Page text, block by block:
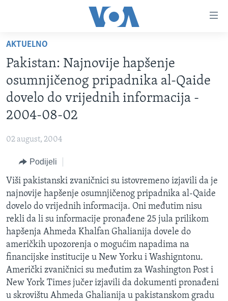
glavni
sadržaj
na
glavnu
navigaciju
na
TV PROGRAM
FOTOGRAFIJE DANA
VIJESTI
BOSNA I HERCEGOVINA
SVIJET
SPECIJALNI PROJEKTI
KORUPCIJA
SLOBODA MEDIJA
ŽENSKA STRANA
IZBJEGLIČKA STRANA
MAGAZIN
O GLASU AMERIKE
Learning English
AKTUELNO
Pakistan: Najnovije hapšenje
osumnjičenog pripadnika al-Qaide
dovelo do vrijednih informacija -
2004-08-02
02 august, 2004
Podijeli
Viši pakistanski zvaničnici su istovremeno izjavili da je
najnovije hapšenje osumnjičenog pripadnika al-Qaide
dovelo do vrijednih informacija. Oni međutim nisu
rekli da li su informacije pronađene 25 jula prilikom
hapšenja Ahmeda Khalfan Ghalianija dovele do
američkih upozorenja o mogućim napadima na
financijske institucije u New Yorku i Washigntonu.
Američki zvaničnici su međutim za Washington Post i
New York Times jučer izjavili da dokumenti pronađeni
u skrovištu Ahmeda Ghalianija u pakistanskom gradu